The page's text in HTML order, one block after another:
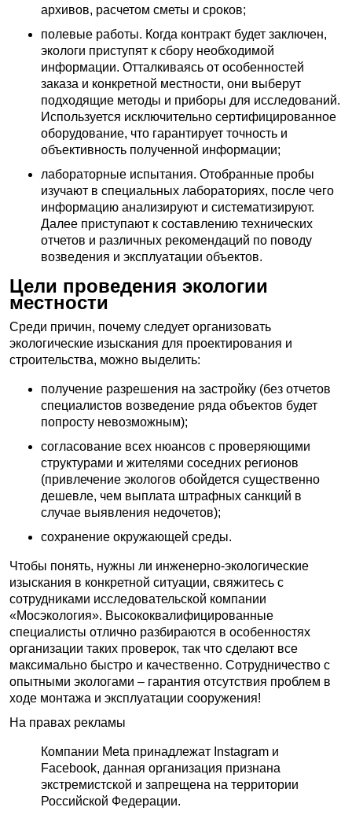
архивов, расчетом сметы и сроков;
полевые работы. Когда контракт будет заключен,
экологи приступят к сбору необходимой
информации. Отталкиваясь от особенностей
заказа и конкретной местности, они выберут
подходящие методы и приборы для исследований.
Используется исключительно сертифицированное
оборудование, что гарантирует точность и
объективность полученной информации;
лабораторные испытания. Отобранные пробы
изучают в специальных лабораториях, после чего
информацию анализируют и систематизируют.
Далее приступают к составлению технических
отчетов и различных рекомендаций по поводу
возведения и эксплуатации объектов.
Цели проведения экологии
местности
Среди причин, почему следует организовать
экологические изыскания для проектирования и
строительства, можно выделить:
получение разрешения на застройку (без отчетов
специалистов возведение ряда объектов будет
попросту невозможным);
согласование всех нюансов с проверяющими
структурами и жителями соседних регионов
(привлечение экологов обойдется существенно
дешевле, чем выплата штрафных санкций в
случае выявления недочетов);
сохранение окружающей среды.
Чтобы понять, нужны ли инженерно-экологические
изыскания в конкретной ситуации, свяжитесь с
сотрудниками исследовательской компании
«Мосэкология». Высококвалифицированные
специалисты отлично разбираются в особенностях
организации таких проверок, так что сделают все
максимально быстро и качественно. Сотрудничество с
опытными экологами – гарантия отсутствия проблем в
ходе монтажа и эксплуатации сооружения!
На правах рекламы
Компании Meta принадлежат Instagram и
Facebook, данная организация признана
экстремистской и запрещена на территории
Российской Федерации.